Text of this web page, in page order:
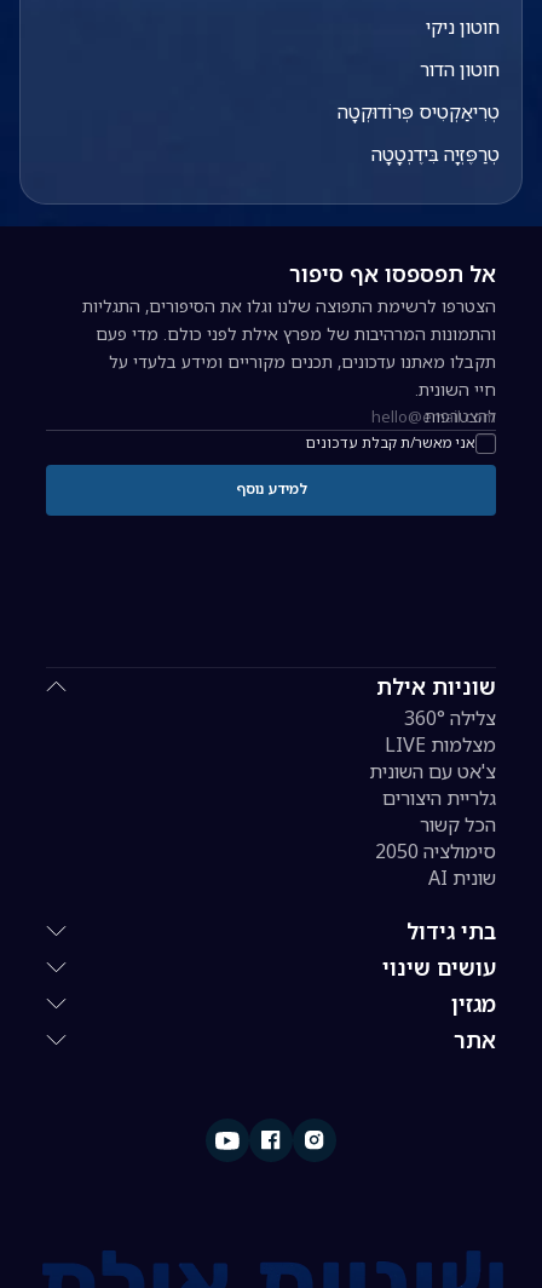
חוטון ניקי
חוטון הדור
טְרִיאַקְטִיס פְּרוֹדוּקְטָה
טְרַפֶּזְיָה בִּידֶנְטָטָה
שוניות אילת
צלילה 360°
מצלמות LIVE
צ'אט עם השונית
גלריית היצורים
הכל קשור
סימולציה 2050
שונית AI
בתי גידול
עושים שינוי
מגזין
אתר
אל תפספסו אף סיפור
הצטרפו לרשימת התפוצה שלנו וגלו את הסיפורים, התגליות
והתמונות המרהיבות של מפרץ אילת לפני כולם. מדי פעם
תקבלו מאתנו עדכונים, תכנים מקוריים ומידע בלעדי על
חיי השונית.
כתובת אימייל להרשמה לניוזלטר
אני מאשר/ת קבלת עדכונים
להצטרפות
למידע נוסף